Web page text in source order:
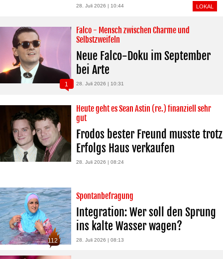
28. Juli 2026 | 10:44 LOKAL
Falco - Mensch zwischen Charme und
Selbstzweifeln
Neue Falco-Doku im September
bei Arte
28. Juli 2026 | 10:31
1
Heute geht es Sean Astin (re.) finanziell sehr
gut
Frodos bester Freund musste trotz
Erfolgs Haus verkaufen
28. Juli 2026 | 08:24
Spontanbefragung
Integration: Wer soll den Sprung
ins kalte Wasser wagen?
28. Juli 2026 | 08:13
112